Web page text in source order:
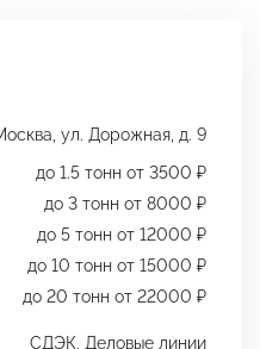
ул. Дорожная, д. 9
до 1.5 тонн от 3500 ₽
до 3 тонн от 8000 ₽
до 5 тонн от 12000 ₽
до 10 тонн от 15000 ₽
до 20 тонн от 22000 ₽
СДЭК, Деловые линии